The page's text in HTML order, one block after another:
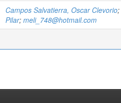
Campos Salvatierra, Oscar Clevorio;
Pilar; meli_748@hotmail.com